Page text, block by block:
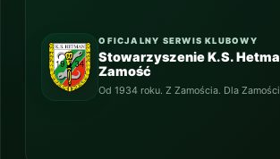
OFICJALNY SERWIS KLUBOWY
Stowarzyszenie K.S.
Zamość
Od 1934 roku. Z Zamościa. Dla